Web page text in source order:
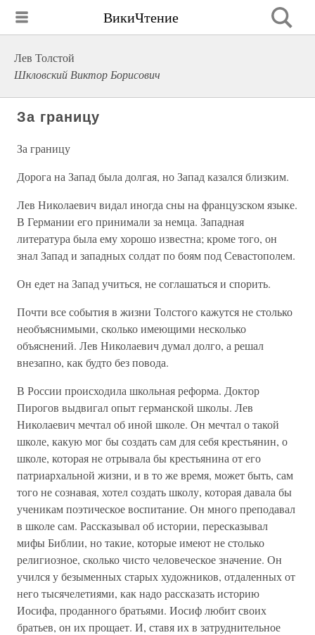
ВикиЧтение
Лев Толстой
Шкловский Виктор Борисович
За границу
За границу
Дорога на Запад была долгая, но Запад казался близким.
Лев Николаевич видал иногда сны на французском языке.
В Германии его принимали за немца. Западная
литература была ему хорошо известна; кроме того, он
знал Запад и западных солдат по боям под Севастополем.
Он едет на Запад учиться, не соглашаться и спорить.
Почти все события в жизни Толстого кажутся не столько
необъяснимыми, сколько имеющими несколько
объяснений. Лев Николаевич думал долго, а решал
внезапно, как будто без повода.
В России происходила школьная реформа. Доктор
Пирогов выдвигал опыт германской школы. Лев
Николаевич мечтал об иной школе. Он мечтал о такой
школе, какую мог бы создать сам для себя крестьянин, о
школе, которая не отрывала бы крестьянина от его
патриархальной жизни, и в то же время, может быть, сам
того не сознавая, хотел создать школу, которая давала бы
ученикам поэтическое воспитание. Он много преподавал
в школе сам. Рассказывал об истории, пересказывал
мифы Библии, но такие, которые имеют не столько
религиозное, сколько чисто человеческое значение. Он
учился у безыменных старых художников, отдаленных от
него тысячелетиями, как надо рассказать историю
Иосифа, проданного братьями. Иосиф любит своих
братьев, он их прощает. И, ставя их в затруднительное